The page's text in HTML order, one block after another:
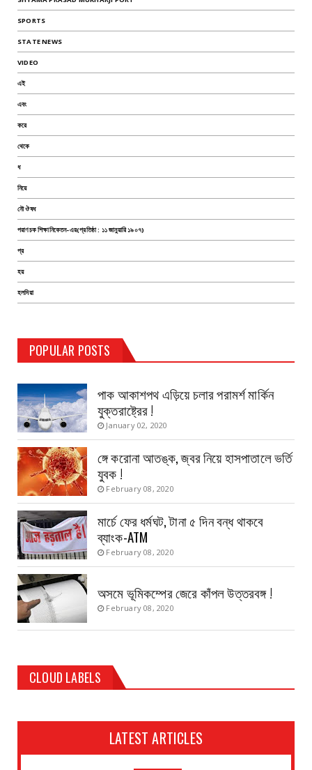
SPORTS
STATE NEWS
VIDEO
এই
এবং
করে
থেকে
ধ
নিয়ে
নৌ ঔষধ
পরাণচক শিক্ষানিকেতন-এর(প্রতিষ্ঠা : ১১ জানুয়ারি ১৯০৭)
প্র
হয়
হলদিয়া
POPULAR POSTS
TEST PAGE
August 14, 2019
পাক আকাশপথ এড়িয়ে চলার পরামর্শ মার্কিন
যুক্তরাষ্ট্রের !
January 02, 2020
ঙ্গে করোনা আতঙ্ক, জ্বর নিয়ে হাসপাতালে ভর্তি
যুবক !
February 08, 2020
মার্চে ফের ধর্মঘট, টানা ৫ দিন বন্ধ থাকবে
ব্যাংক-ATM
February 08, 2020
অসমে ভূমিকম্পের জেরে কাঁপল উত্তরবঙ্গ !
February 08, 2020
CLOUD LABELS
LATEST ARTICLES